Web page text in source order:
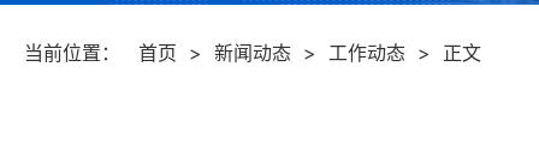
当前位置： 首页 > 新闻动态 > 工作动态 > 正文